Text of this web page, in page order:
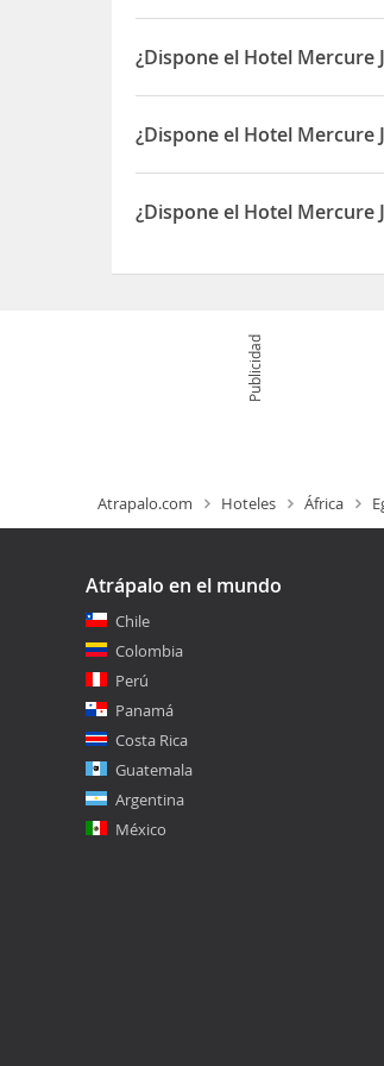
El Hotel Mercure Jaragua Do
¿Dispone el Hotel Mercure
Sí, el Hotel Mercure Jaragua
¿Dispone el Hotel Mercure
Sí, el Hotel Mercure Jaragua
¿Dispone el Hotel Mercure
Publicidad
Atrapalo.com Hoteles África
Atrápalo en el mundo
Chile
Colombia
Perú
Panamá
Costa Rica
Guatemala
Argentina
México